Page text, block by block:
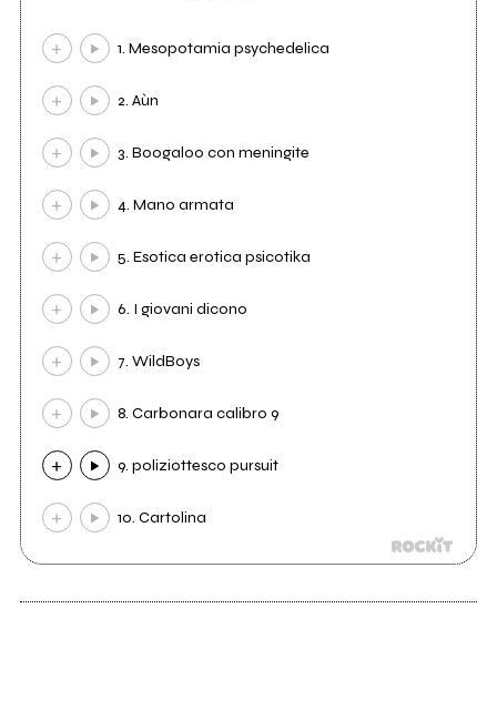
1. Mesopotamia psychedelica
2. Aùn
3. Boogaloo con meningite
4. Mano armata
5. Esotica erotica psicotika
6. I giovani dicono
7. WildBoys
8. Carbonara calibro 9
9. poliziottesco pursuit
10. Cartolina